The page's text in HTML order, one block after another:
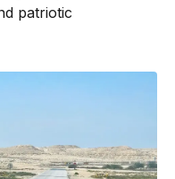
patriotic